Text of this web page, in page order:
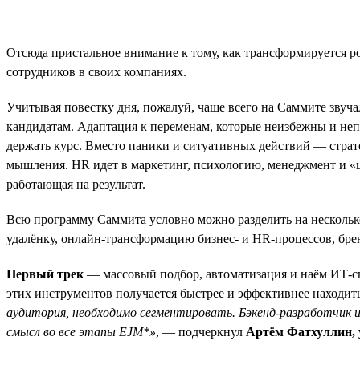
Отсюда пристальное внимание к тому, как трансформируется
сотрудников в своих компаниях.
Учитывая повестку дня, пожалуй, чаще всего на Саммите
кандидатам. Адаптация к переменам, которые неизбежны и
держать курс. Вместо паники и ситуативных действий —
мышления. HR идет в маркетинг, психологию, менеджмент и
работающая на результат.
Всю программу Саммита условно можно разделить на
удалёнку, онлайн-трансформацию бизнес- и HR-процессов,
Первый трек — массовый подбор, автоматизация и наём ИТ-
этих инструментов получается быстрее и эффективнее
аудитория, необходимо сегментировать. Бэкенд-
смысл во все этапы EJM*», — подчеркнул Артём Фатхуллин,